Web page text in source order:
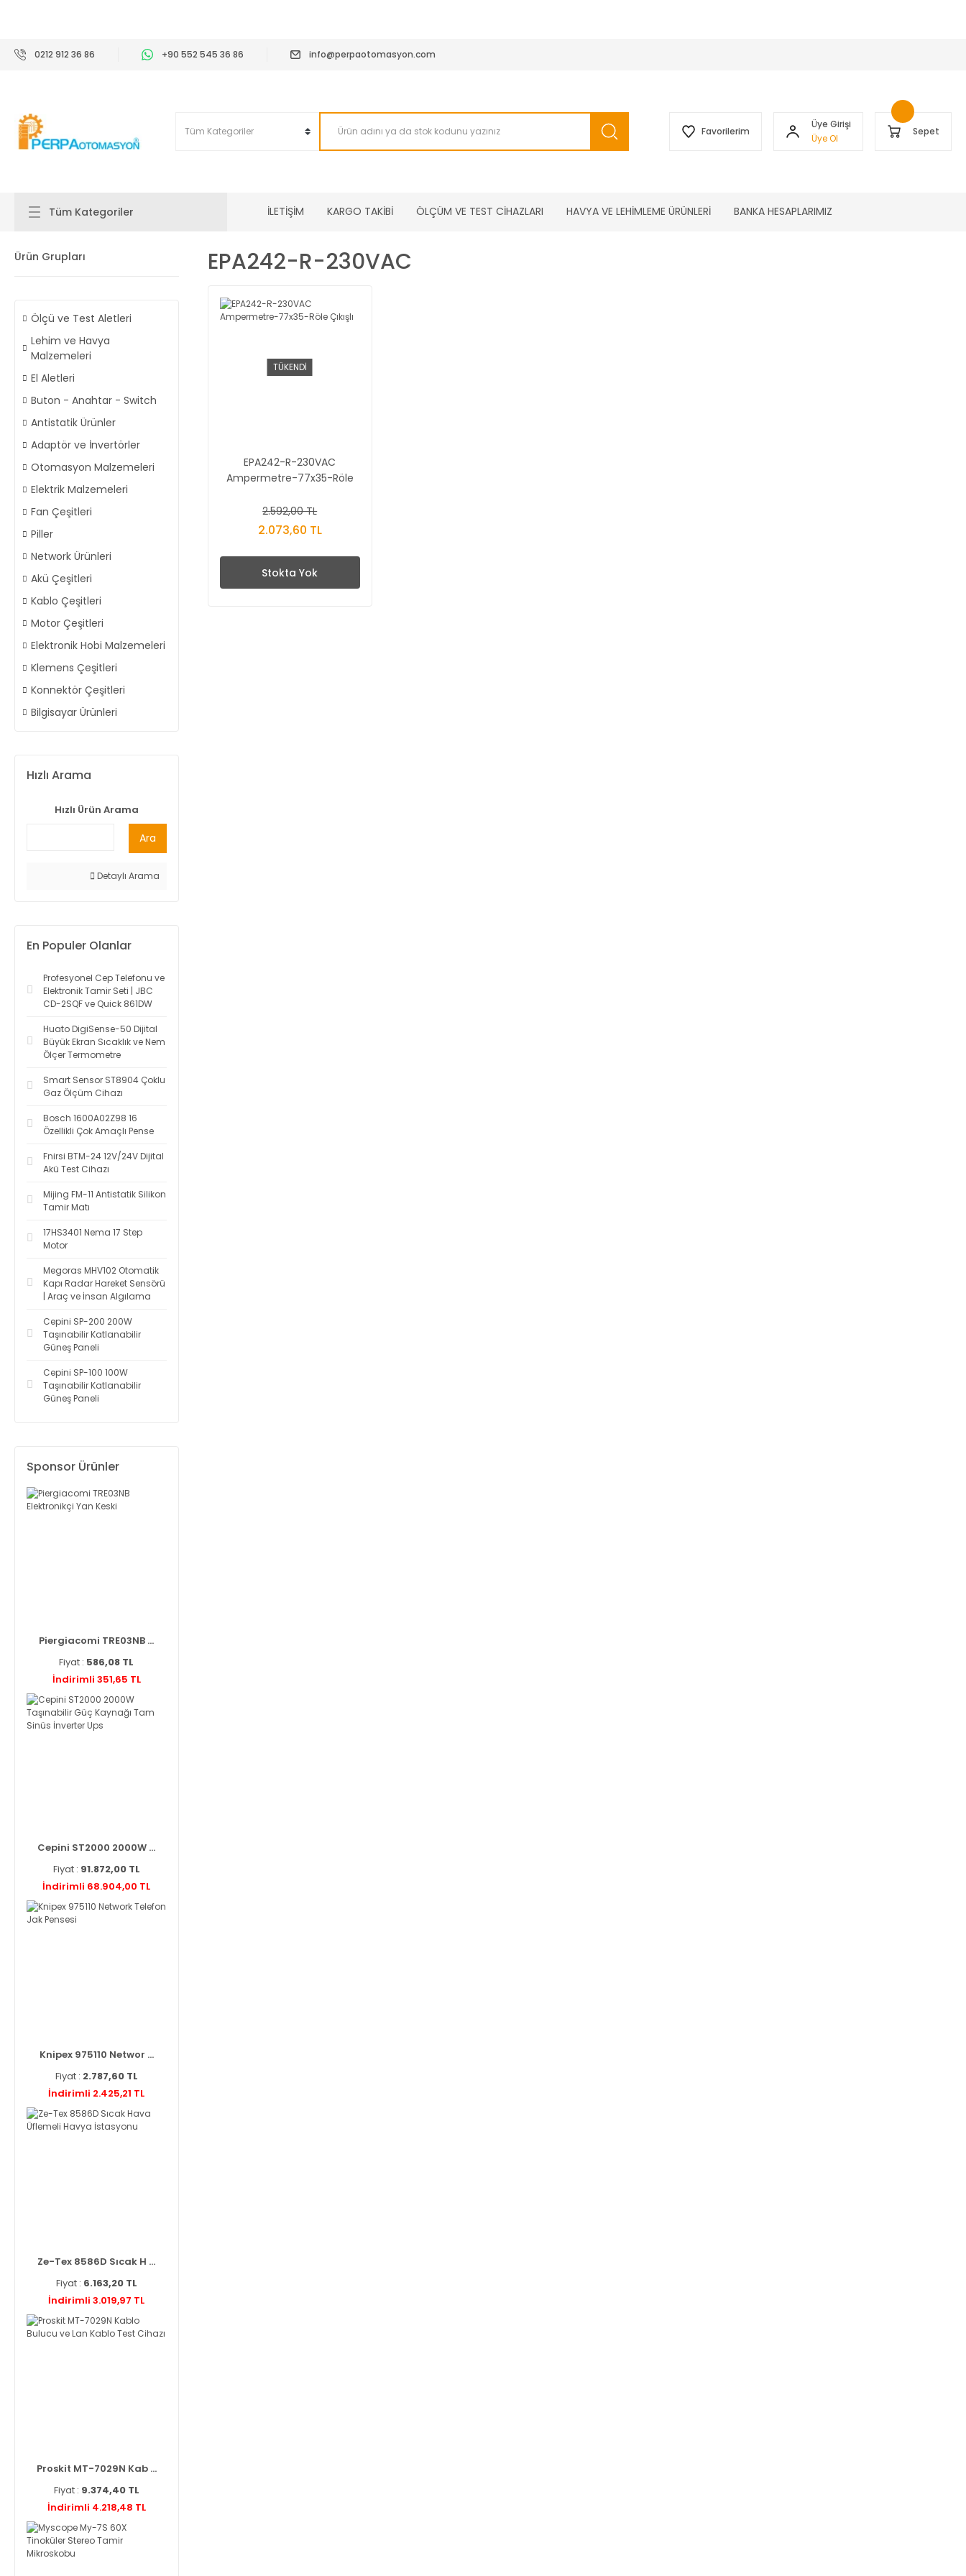
0212 912 36 86 +90 552 545 36 86 info@perpaotomasyon.com
Favorilerim
Üye Girişi
Üye Ol
Sepet
Tüm Kategoriler İLETİŞİM KARGO TAKİBİ ÖLÇÜM VE TEST CİHAZLARI HAVYA VE LEHİMLEME ÜRÜNLERİ BANKA HESAPLARIMIZ
Ürün Grupları
Ölçü ve Test Aletleri
Lehim ve Havya
Malzemeleri
El Aletleri
Buton - Anahtar - Switch
Antistatik Ürünler
Adaptör ve İnvertörler
Otomasyon Malzemeleri
Elektrik Malzemeleri
Fan Çeşitleri
Piller
Network Ürünleri
Akü Çeşitleri
Kablo Çeşitleri
Motor Çeşitleri
Elektronik Hobi Malzemeleri
Klemens Çeşitleri
Konnektör Çeşitleri
Bilgisayar Ürünleri
Hızlı Arama
Hızlı Ürün Arama
Ara
Detaylı Arama
En Populer Olanlar
Profesyonel Cep Telefonu ve
Elektronik Tamir Seti | JBC
CD-2SQF ve Quick 861DW
Huato DigiSense-50 Dijital
Büyük Ekran Sıcaklık ve Nem
Ölçer Termometre
Smart Sensor ST8904 Çoklu
Gaz Ölçüm Cihazı
Bosch 1600A02Z98 16
Özellikli Çok Amaçlı Pense
Fnirsi BTM-24 12V/24V Dijital
Akü Test Cihazı
Mijing FM-11 Antistatik Silikon
Tamir Matı
17HS3401 Nema 17 Step
Motor
Megoras MHV102 Otomatik
Kapı Radar Hareket Sensörü
| Araç ve İnsan Algılama
Cepini SP-200 200W
Taşınabilir Katlanabilir
Güneş Paneli
Cepini SP-100 100W
Taşınabilir Katlanabilir
Güneş Paneli
Sponsor Ürünler
Piergiacomi TRE03NB ...
Fiyat : 586,08 TL
İndirimli 351,65 TL
Cepini ST2000 2000W ...
Fiyat : 91.872,00 TL
İndirimli 68.904,00 TL
Knipex 975110 Networ ...
Fiyat : 2.787,60 TL
İndirimli 2.425,21 TL
Ze-Tex 8586D Sıcak H ...
Fiyat : 6.163,20 TL
İndirimli 3.019,97 TL
Proskit MT-7029N Kab ...
Fiyat : 9.374,40 TL
İndirimli 4.218,48 TL
EPA242-R-230VAC
TÜKENDİ
EPA242-R-230VAC
Ampermetre-77x35-Röle
2.592,00 TL
2.073,60 TL
Stokta Yok